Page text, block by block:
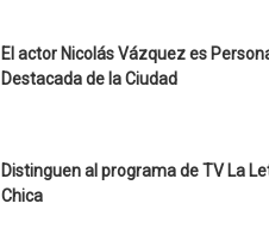
El actor Nicolás Vázquez es
Destacada de la Ciudad
Distinguen al programa de TV La
Chica